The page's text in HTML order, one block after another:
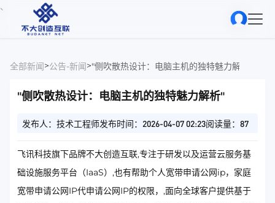
、
全部新闻>公告-新闻>"侧吹散热设计：电脑主机的独特魅力解析"
"侧吹散热设计：电脑主机的独特魅力解析"
发布人：技术工程师发布时间：2026-04-07 02:23阅读量：87
飞讯科技旗下品牌不大创造互联,专注于研发以及运营云服务基
础设施服务平台（IaaS）,也有帮助个人宽带申请公网ip，家庭
宽带申请公网IP代申请公网IP的权限，,面向全球客户提供基于